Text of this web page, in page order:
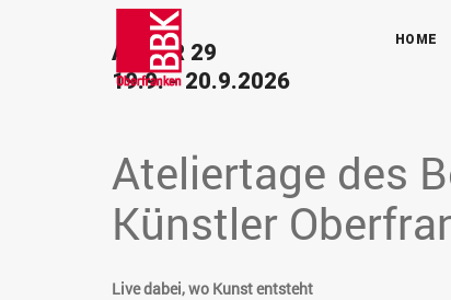
HOME
ARTUR 29
19.9. - 20.9.2026
Ateliertage des
Künstler
Live dabei, wo Kunst entsteht